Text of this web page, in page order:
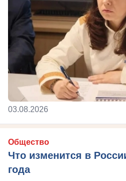
03.08.2026
Общество
Что изменится в
года